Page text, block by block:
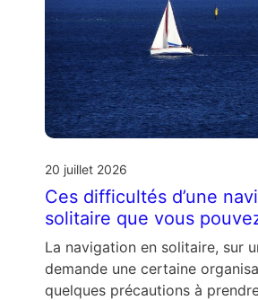
20 juillet 2026
Ces difficultés d’une
solitaire que vous
La navigation en solitaire, sur
demande une certaine
quelques précautions à